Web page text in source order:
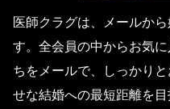
医師クラグは、メールか
す。全会員の中からお気
ちをメールで、しっかり
せな結婚への最短距離を